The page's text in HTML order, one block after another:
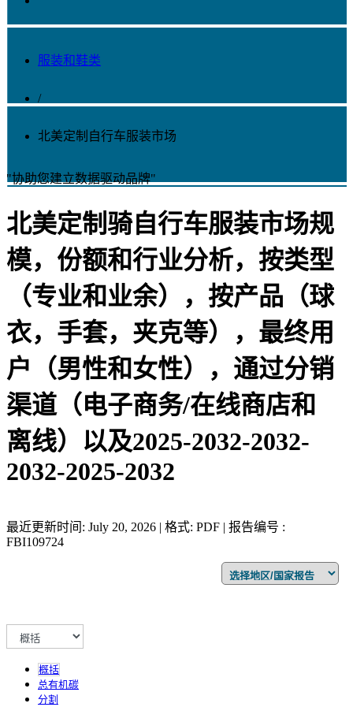
服装和鞋类
/
北美定制自行车服装市场
"协助您建立数据驱动品牌"
北美定制骑自行车服装市场规
模，份额和行业分析，按类型
（专业和业余），按产品（球
衣，手套，夹克等），最终用
户（男性和女性），通过分销
渠道（电子商务/在线商店和
离线）以及2025-2032-2032-
2032-2025-2032
最近更新时间: July 20, 2026 | 格式: PDF | 报告编号 :
FBI109724
概括
总有机碳
分割